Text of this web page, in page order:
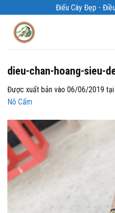
qua
Điếu Cày Đẹp -
dieu-chan-hoang-sieu-
Được xuất bản vào 06/06/2019 tại
Nõ Cẩm